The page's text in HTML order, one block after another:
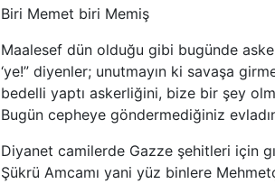
Biri Memet biri Memiş
Maalesef dün olduğu gibi bugünde
‘ye!” diyenler; unutmayın ki savaşa
bedelli yaptı askerliğini, bize bir şey
Bugün cepheye göndermediğiniz
Diyanet camilerde Gazze şehitleri için
Şükrü Amcamı yani yüz binlere